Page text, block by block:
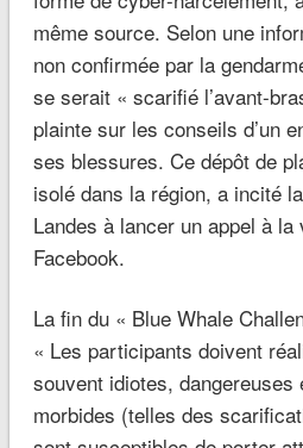
même source. Selon une
non confirmée par la
se serait « scarifié l’avant-
plainte sur les conseils d’un
ses blessures. Ce dépôt de
isolé dans la région, a incité
Landes à lancer un appel à
Facebook.
La fin du « Blue Whale
« Les participants doivent
souvent idiotes, dangereuses
morbides (telles des